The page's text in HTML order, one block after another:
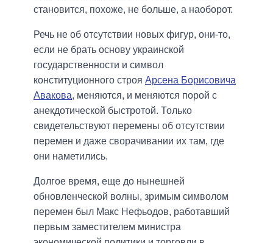
становится, похоже, не больше, а наоборот.
Речь не об отсутствии новых фигур, они-то,
если не брать основу украинской
государственности и символ
конституционного строя Арсена Борисовича
Авакова, меняются, и меняются порой с
анекдотической быстротой. Только
свидетельствуют перемены об отсутствии
перемен и даже сворачивании их там, где
они наметились.
Долгое время, еще до нынешней
обновленческой волны, зримым символом
перемен был Макс Нефьодов, работавший
первым заместителем министра